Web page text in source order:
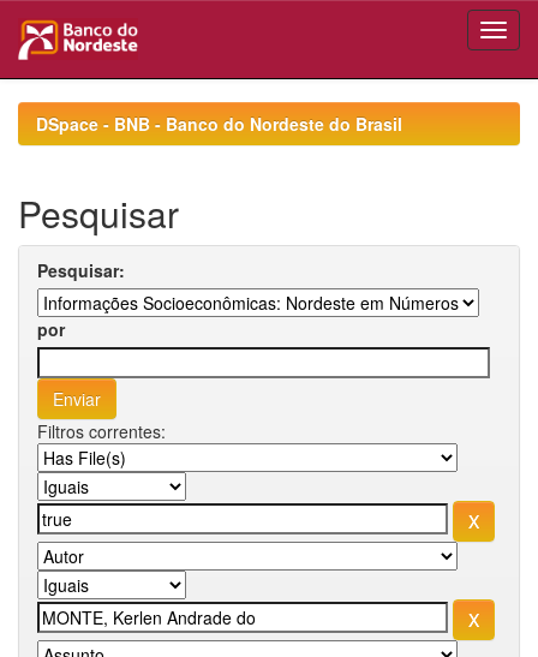
navigationDSpace - BNB - Banco do Nordeste do Brasil
Pesquisar
Pesquisar:
por
Filtros correntes: